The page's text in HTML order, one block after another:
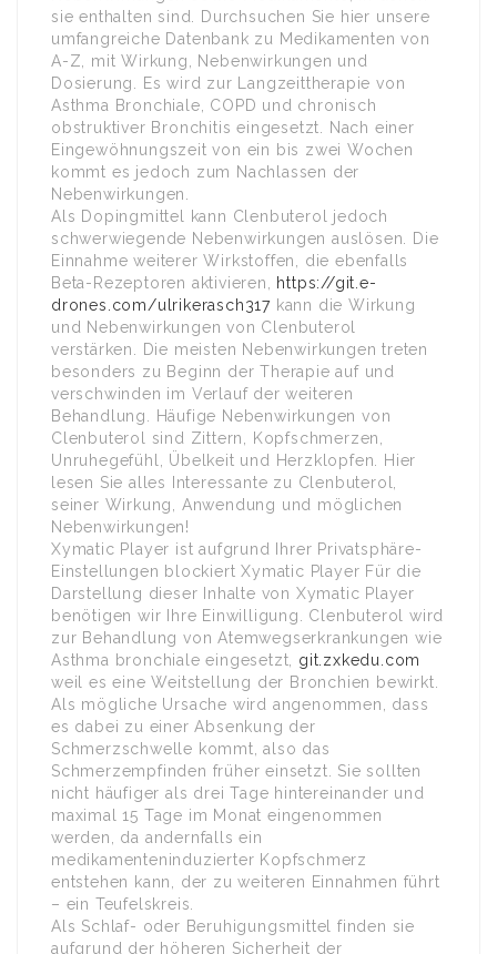
sie enthalten sind. Durchsuchen Sie hier unsere
umfangreiche Datenbank zu Medikamenten von
A-Z, mit Wirkung, Nebenwirkungen und
Dosierung. Es wird zur Langzeittherapie von
Asthma Bronchiale, COPD und chronisch
obstruktiver Bronchitis eingesetzt. Nach einer
Eingewöhnungszeit von ein bis zwei Wochen
kommt es jedoch zum Nachlassen der
Nebenwirkungen.
Als Dopingmittel kann Clenbuterol jedoch
schwerwiegende Nebenwirkungen auslösen. Die
Einnahme weiterer Wirkstoffen, die ebenfalls
Beta-Rezeptoren aktivieren, https://git.e-
drones.com/ulrikerasch317 kann die Wirkung
und Nebenwirkungen von Clenbuterol
verstärken. Die meisten Nebenwirkungen treten
besonders zu Beginn der Therapie auf und
verschwinden im Verlauf der weiteren
Behandlung. Häufige Nebenwirkungen von
Clenbuterol sind Zittern, Kopfschmerzen,
Unruhegefühl, Übelkeit und Herzklopfen. Hier
lesen Sie alles Interessante zu Clenbuterol,
seiner Wirkung, Anwendung und möglichen
Nebenwirkungen!
Xymatic Player ist aufgrund Ihrer Privatsphäre-
Einstellungen blockiert Xymatic Player Für die
Darstellung dieser Inhalte von Xymatic Player
benötigen wir Ihre Einwilligung. Clenbuterol wird
zur Behandlung von Atemwegserkrankungen wie
Asthma bronchiale eingesetzt, git.zxkedu.com
weil es eine Weitstellung der Bronchien bewirkt.
Als mögliche Ursache wird angenommen, dass
es dabei zu einer Absenkung der
Schmerzschwelle kommt, also das
Schmerzempfinden früher einsetzt. Sie sollten
nicht häufiger als drei Tage hintereinander und
maximal 15 Tage im Monat eingenommen
werden, da andernfalls ein
medikamenteninduzierter Kopfschmerz
entstehen kann, der zu weiteren Einnahmen führt
– ein Teufelskreis.
Als Schlaf- oder Beruhigungsmittel finden sie
aufgrund der höheren Sicherheit der